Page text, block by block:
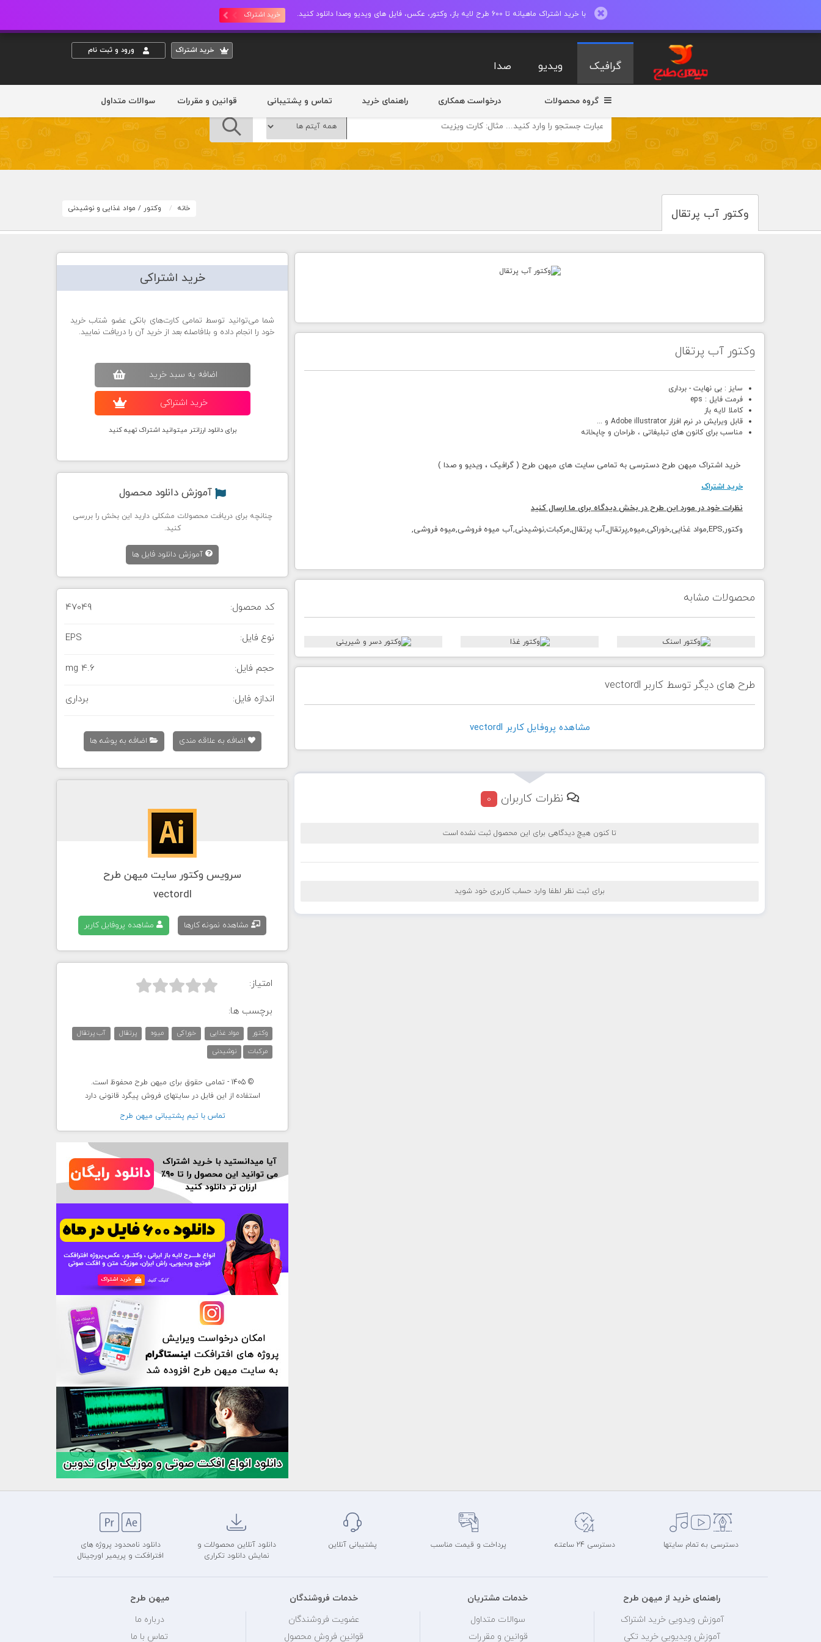
با خرید اشتراک ماهیانه تا 600 طرح لایه باز، وکتور، عکس، فایل های ویدیو وصدا دانلود کنید. خرید اشتراک
خريد اشتراک ورود و ثبت نام
گرافیک ویدیو صدا
گروه محصولات درخواست همکاری راهنمای خرید تماس و پشتیبانی قوانین و مقررات سوالات متداول
وکتور آب پرتقال خانه وکتور / مواد غذایی و نوشیدنی
وکتور آب پرتقال
سایز : بی نهایت - برداری
فرمت فایل : eps
کاملا لایه باز
قابل ویرایش در نرم افزار Adobe illustrator و ...
مناسب برای کانون های تبلیغاتی ، طراحان و چاپخانه
خرید اشتراک میهن طرح دسترسی به تمامی سایت های میهن طرح ( گرافیک ، ویدیو و صدا )
خرید اشتراک
نظرات خود در مورد این طرح در بخش دیدگاه برای ما ارسال کنید
وکتور,EPS,مواد غذایی,خوراکی,میوه,پرتقال,آب پرتقال,مرکبات,نوشیدنی,آب میوه فروشی,میوه فروشی,
محصولات مشابه
طرح های دیگر توسط کاربر vectordl
مشاهده پروفايل کاربر vectordl
نظرات کاربران 0
تا کنون هیچ دیدگاهی برای این محصول ثبت نشده است
برای ثبت نظر لطفا وارد حساب کاربری خود شوید
خرید اشتراکی
شما می‌توانید توسط تمامی کارت‌های بانکی عضو شتاب خرید
خود را انجام داده و بلافاصله بعد از خرید آن را دریافت نمایید.
اضافه به سبد خريد
خريد اشتراکی
برای دانلود ارزانتر میتوانید اشتراک تهیه کنید
آموزش دانلود محصول
چنانچه برای دریافت محصولات مشکلی دارید این بخش را بررسی
کنید.
آموزش دانلود فایل ها
کد محصول: 47049
نوع فایل: EPS
حجم فایل: 4.6 mg
اندازه فایل: برداری
اضافه به علاقه مندی اضافه به پوشه ها
سرویس وکتور سایت میهن طرح
vectordl
مشاهده نمونه کارها مشاهده پروفایل کاربر
امتیاز: 


برچسب ها:
وکتور مواد غذایی خوراکی میوه پرتقال
آب پرتقال
مرکبات
نوشیدنی
© 1405 - تمامی حقوق برای میهن طرح محفوظ است.
استفاده از این فایل در سایتهای فروش پیگرد قانونی دارد
تماس با تيم پشتيبانی ميهن طرح
دسترسی به تمام سایتها دسترسی 24 ساعته پرداخت و قیمت مناسب پشتیبانی آنلاین
دانلود آنلاین محصولات و
نمایش دانلود تکراری
دانلود نامحدود پروژه های
افترافکت و پریمیر اورجینال
راهنمای خرید از میهن طرح
آموزش ویدویی خرید اشتراک
آموزش ویدیویی خرید تکی
خدمات مشتریان
سوالات متداول
قوانین و مقررات
خدمات فروشندگان
عضویت فروشندگان
قوانین فروش محصول
میهن طرح
درباره ما
تماس با ما